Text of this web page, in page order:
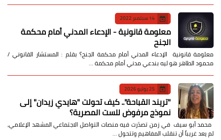
14 سبتمبر 2022
معلومة قانونية - الإدعاء المدني أمام محكمة
الجنح
معلومة قانونية الإدعاء المدني أمام محكمة الجنح؟ بقلم : المستشار القانوني /
محمود الطاهر هو ليه بندعي مدني أمام محكمة …
25 يوليو 2026
​"تريند القباحة".. كيف تحولت "هايدي زيدان" إلى
نموذج مرفوض للست المصرية؟
​ محمد أبو سيف ​في زمن تصدّرت فيه منصات التواصل الاجتماعي المشهد الإعلامي،
لم يعد غريباً أن تنقلب المفاهيم وتتحول …